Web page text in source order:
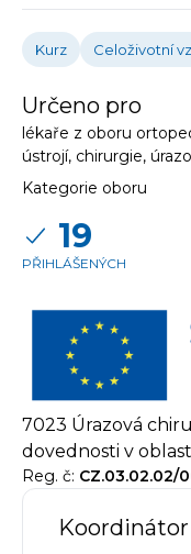
Kurz Celoživotní
Určeno pro
lékaře z oboru
ústrojí, chirurgie,
Kategorie oboru
19
PŘIHLÁŠENÝCH
7023 Úrazová
dovednosti v
Reg. č: CZ.03.02.02/